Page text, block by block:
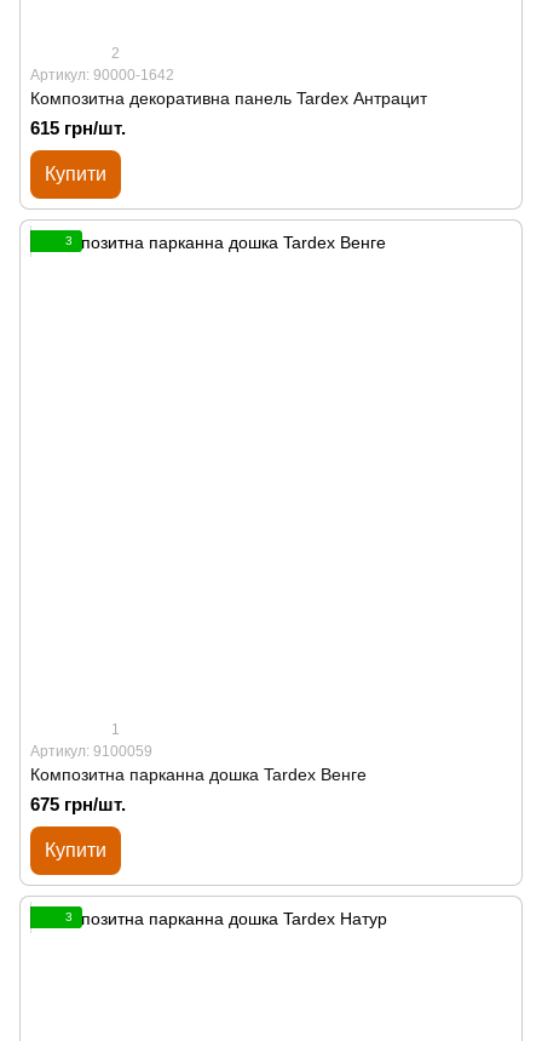
2
Артикул: 90000-1642
Композитна декоративна панель Tardex Антрацит
615 грн/шт.
Купити
3
1
Артикул: 9100059
Композитна парканна дошка Tardex Венге
675 грн/шт.
Купити
3